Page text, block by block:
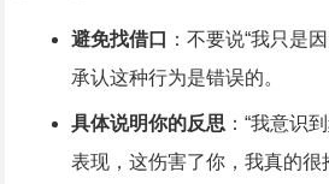
避免找借口
：不要说“我只是
承认这种行为是错误的。
具体说明你的反思：“我意识
表现，这伤害了你，我真的很